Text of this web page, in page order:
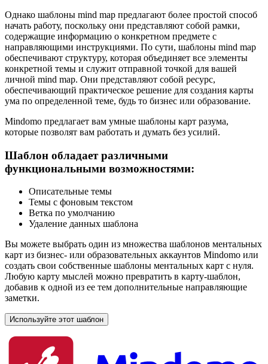
Однако шаблоны mind map предлагают более простой способ
начать работу, поскольку они представляют собой рамки,
содержащие информацию о конкретном предмете с
направляющими инструкциями. По сути, шаблоны mind map
обеспечивают структуру, которая объединяет все элементы
конкретной темы и служит отправной точкой для вашей
личной mind map. Они представляют собой ресурс,
обеспечивающий практическое решение для создания карты
ума по определенной теме, будь то бизнес или образование.
Mindomo предлагает вам умные шаблоны карт разума,
которые позволят вам работать и думать без усилий.
Шаблон обладает различными
функциональными возможностями:
Описательные темы
Темы с фоновым текстом
Ветка по умолчанию
Удаление данных шаблона
Вы можете выбрать один из множества шаблонов ментальных
карт из бизнес- или образовательных аккаунтов Mindomo или
создать свои собственные шаблоны ментальных карт с нуля.
Любую карту мыслей можно превратить в карту-шаблон,
добавив к одной из ее тем дополнительные направляющие
заметки.
Используйте этот шаблон